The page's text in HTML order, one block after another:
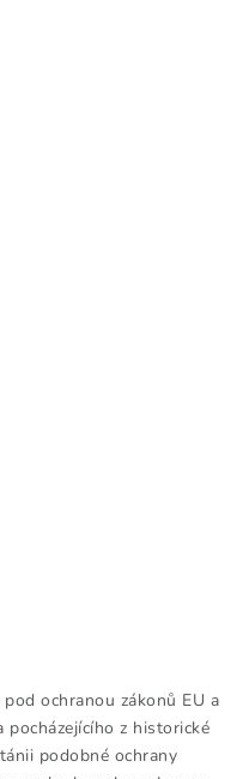
pod ochranou zákonů EU a
z historické
podobné ochrany